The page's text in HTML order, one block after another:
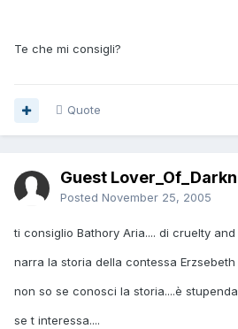
Te che mi consigli?
Quote
Guest
Posted November 25, 2005
ti consiglio Bathory Aria.... di cruelty
narra la storia della contessa Erzsebeth
non so se conosci la storia....è
se t interessa....